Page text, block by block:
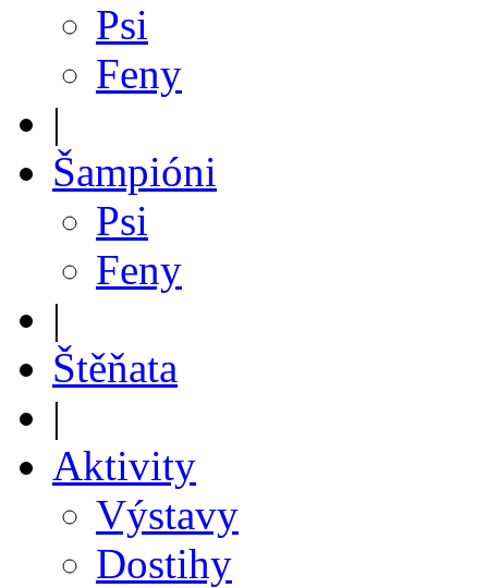
Psi
Feny
|
Šampióni
Psi
Feny
|
Štěňata
|
Aktivity
Výstavy
Dostihy